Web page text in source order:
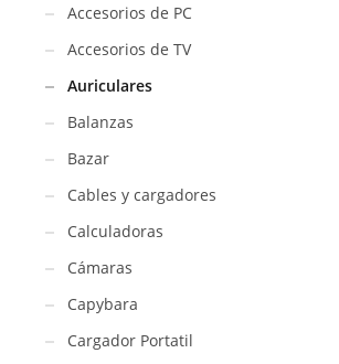
Accesorios de PC
Accesorios de TV
Auriculares
Balanzas
Bazar
Cables y cargadores
Calculadoras
Cámaras
Capybara
Cargador Portatil